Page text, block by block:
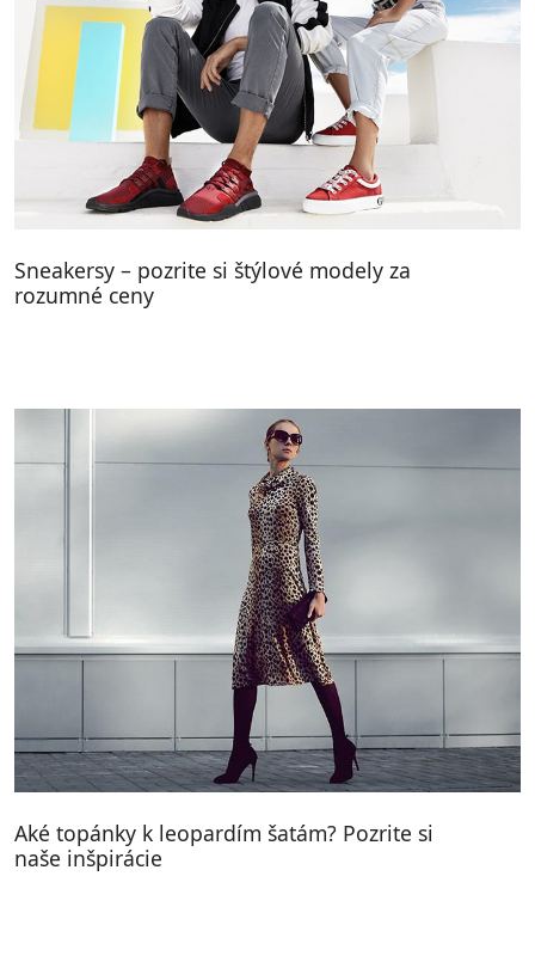
Sneakersy – pozrite si štýlové modely za
rozumné ceny
Aké topánky k leopardím šatám? Pozrite si
naše inšpirácie